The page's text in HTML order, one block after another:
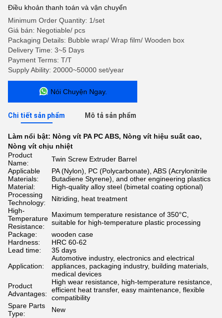
Điều khoản thanh toán và vận chuyển
Minimum Order Quantity: 1/set
Giá bán: Negotiable/ pcs
Packaging Details: Bubble wrap/ Wrap film/ Wooden box
Delivery Time: 3~5 Days
Payment Terms: T/T
Supply Ability: 20000~50000 set/year
Nói Chuyện Ngay.
Chi tiết sản phẩm Mô tả sản phẩm
Làm nổi bật: Nòng vít PA PC ABS, Nòng vít hiệu suất cao,
Nòng vít chịu nhiệt
Product
Name:
Twin Screw Extruder Barrel
Applicable
Materials:
PA (Nylon), PC (Polycarbonate), ABS (Acrylonitrile
Butadiene Styrene), and other engineering plastics
Material:
High-quality alloy steel (bimetal coating optional)
Processing
Technology:
Nitriding, heat treatment
High-
Temperature
Resistance:
Maximum temperature resistance of 350°C,
suitable for high-temperature plastic processing
Package:
wooden case
Hardness:
HRC 60-62
Lead time:
35 days
Application:
Automotive industry, electronics and electrical
appliances, packaging industry, building materials,
medical devices
Product
Advantages:
High wear resistance, high-temperature resistance,
efficient heat transfer, easy maintenance, flexible
compatibility
Spare Parts
Type:
New